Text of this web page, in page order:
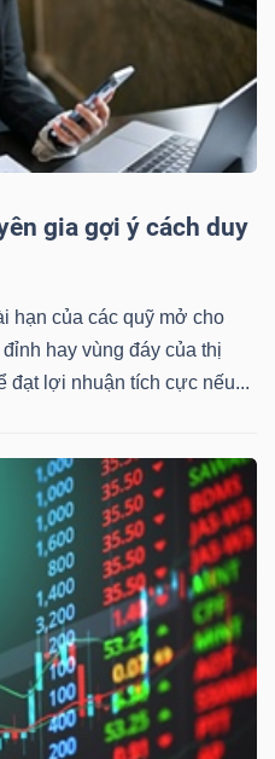
gia gợi ý cách duy
hạn của các quỹ mở cho
hay vùng đáy của thị
đạt lợi nhuận tích cực nếu...